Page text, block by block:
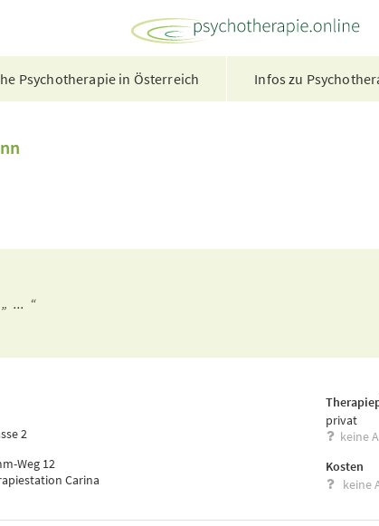
Psychotherapie in Österreich Infos zu
„ ... “
2
Weg 12
Carina
privat
keine
Kosten
keine